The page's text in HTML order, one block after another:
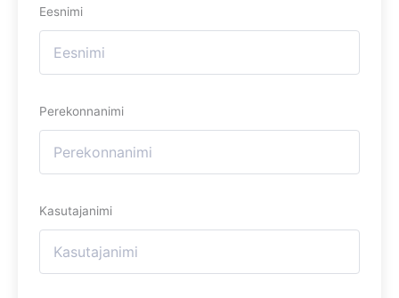
Eesnimi
Perekonnanimi
Kasutajanimi